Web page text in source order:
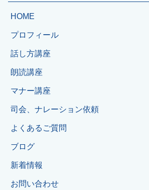
HOME
プロフィール
話し方講座
朗読講座
マナー講座
司会、ナレーション依頼
よくあるご質問
ブログ
新着情報
お問い合わせ